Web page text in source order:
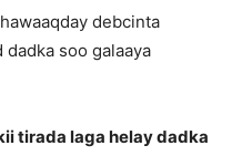
debcinta
soo galaaya
tirada laga helay dadka